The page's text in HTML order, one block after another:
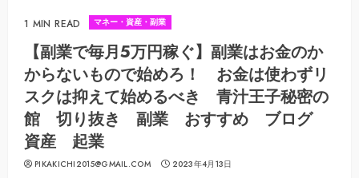
1 MIN READ マネー・資産・副業
【副業で毎月5万円稼ぐ】副業はお金のか
からないもので始めろ！ お金は使わずリ
スクは抑えて始めるべき 青汁王子秘密の
館 切り抜き 副業 おすすめ ブログ
資産 起業
PIKAKICHI2015@GMAIL.COM 2023年4月13日